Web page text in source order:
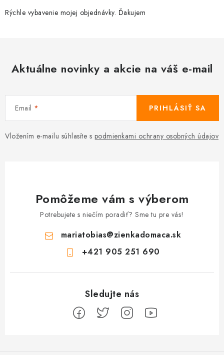
Rýchle vybavenie mojej objednávky. Ďakujem
Aktuálne novinky a akcie na váš e-mail
Email
Vložením e-mailu súhlasíte s podmienkami ochrany osobných údajov
PRIHLÁSIŤ SA
Pomôžeme vám s výberom
Potrebujete s niečím poradiť? Sme tu pre vás!
mariatobias@zienkadomaca.sk
+421 905 251 690